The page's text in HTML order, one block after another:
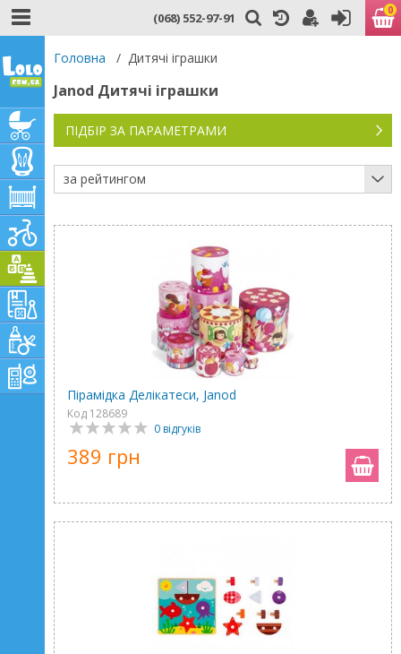
(068) 552-97-91 0
Головна / Дитячі іграшки
Janod Дитячі іграшки
ПІДБІР ЗА ПАРАМЕТРАМИ
за рейтингом
Пірамідка Делікатеси, Janod
Код 128689
0 відгуків
389 грн